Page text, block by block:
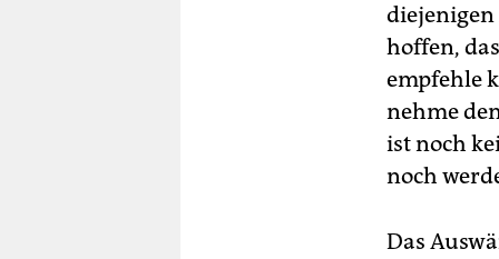
diejenigen
hoffen,
empfehle
nehme
ist noch
noch
Das